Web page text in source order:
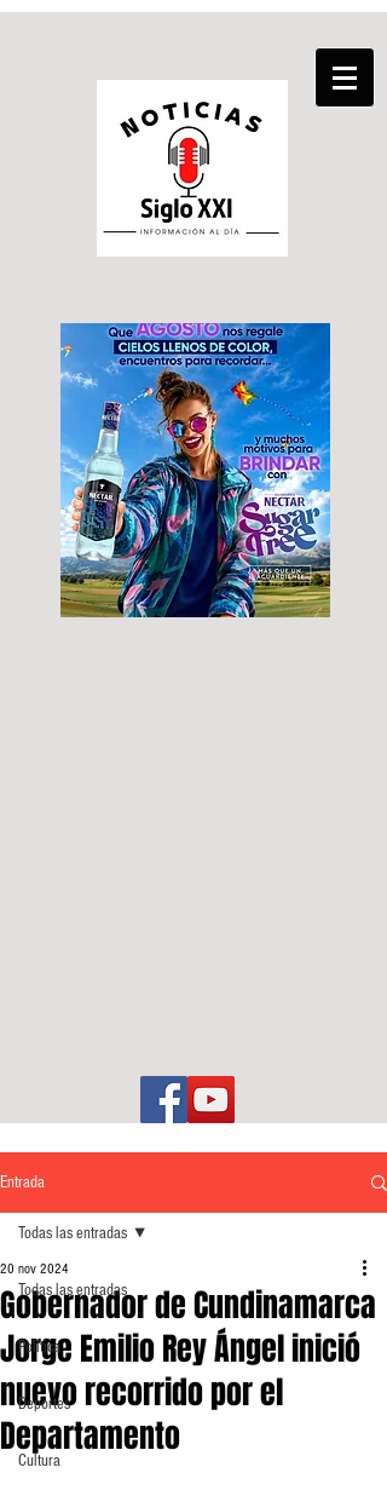
Entrada
Todas las entradas
Política
Deportes
Cultura
Todas las entradas
Gobernador de Cundinamarca
Jorge Emilio Rey Ángel inició
nuevo recorrido por el
Departamento
20 nov 2024